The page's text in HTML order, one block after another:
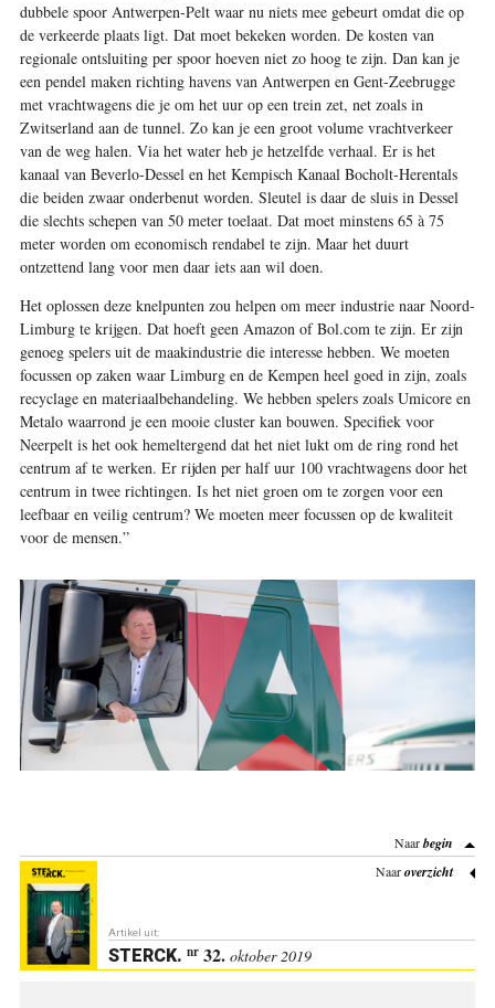
dubbele spoor Antwerpen-Pelt waar nu niets mee gebeurt omdat die op
de verkeerde plaats ligt. Dat moet bekeken worden. De kosten van
regionale ontsluiting per spoor hoeven niet zo hoog te zijn. Dan kan je
een pendel maken richting havens van Antwerpen en Gent-Zeebrugge
met vrachtwagens die je om het uur op een trein zet, net zoals in
Zwitserland aan de tunnel. Zo kan je een groot volume vrachtverkeer
van de weg halen. Via het water heb je hetzelfde verhaal. Er is het
kanaal van Beverlo-Dessel en het Kempisch Kanaal Bocholt-Herentals
die beiden zwaar onderbenut worden. Sleutel is daar de sluis in Dessel
die slechts schepen van 50 meter toelaat. Dat moet minstens 65 à 75
meter worden om economisch rendabel te zijn. Maar het duurt
ontzettend lang voor men daar iets aan wil doen.
Het oplossen deze knelpunten zou helpen om meer industrie naar Noord-
Limburg te krijgen. Dat hoeft geen Amazon of Bol.com te zijn. Er zijn
genoeg spelers uit de maakindustrie die interesse hebben. We moeten
focussen op zaken waar Limburg en de Kempen heel goed in zijn, zoals
recyclage en materiaalbehandeling. We hebben spelers zoals Umicore en
Metalo waarrond je een mooie cluster kan bouwen. Specifiek voor
Neerpelt is het ook hemeltergend dat het niet lukt om de ring rond het
centrum af te werken. Er rijden per half uur 100 vrachtwagens door het
centrum in twee richtingen. Is het niet groen om te zorgen voor een
leefbaar en veilig centrum? We moeten meer focussen op de kwaliteit
voor de mensen.”
Naarbegin
Naaroverzicht
Artikel uit:
STERCK. nr32. oktober 2019